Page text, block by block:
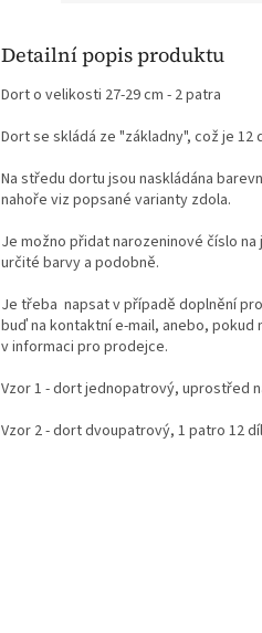
Detailní popis produktu
Dort o velikosti 27-29 cm - 2 patra
Dort se skládá ze "základny", což je
Na středu dortu jsou naskládána
nahoře viz popsané varianty zdola.
Je možno přidat narozeninové číslo
určité barvy a podobně.
Je třeba napsat v případě doplnění
buď na kontaktní e-mail, anebo,
v informaci pro prodejce.
Vzor 1 - dort jednopatrový, uprostřed
Vzor 2 - dort dvoupatrový, 1 patro 12